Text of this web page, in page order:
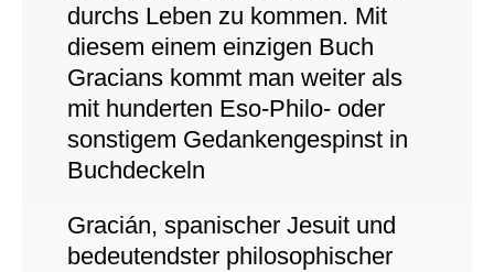
durchs Leben zu kommen. Mit
diesem einem einzigen Buch
Gracians kommt man weiter als
mit hunderten Eso-Philo- oder
sonstigem Gedankengespinst in
Buchdeckeln
Gracián, spanischer Jesuit und
bedeutendster philosophischer